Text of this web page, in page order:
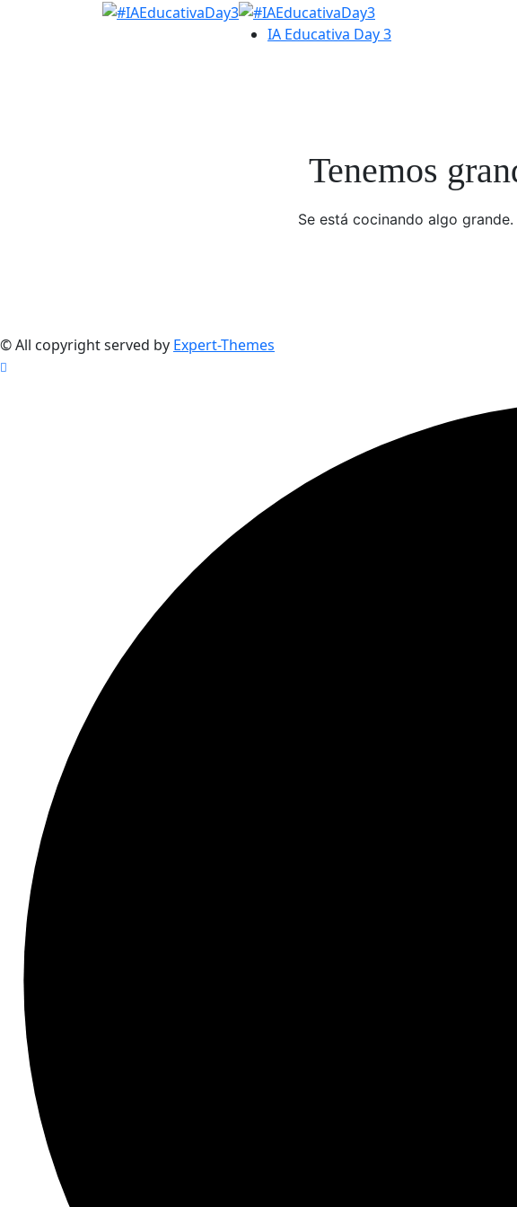
IA Educativa Day 3
Tenemos
Se está cocinando algo
© All copyright served by Expert-Themes